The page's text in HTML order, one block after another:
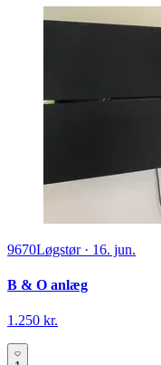
9670Løgstør· 16. jun.
B & O anlæg
1.250 kr.